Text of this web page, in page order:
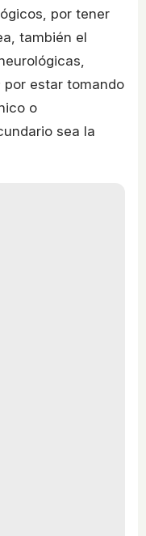
por tener
también el
por estar tomando
o
sea la